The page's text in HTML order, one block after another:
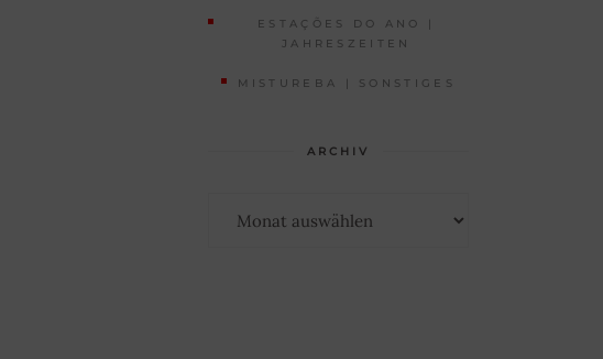
ESTAÇÕES DO ANO |
JAHRESZEITEN
MISTUREBA | SONSTIGES
ARCHIV